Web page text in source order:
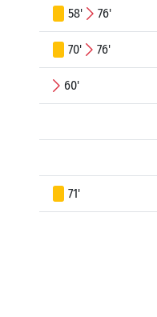
58' 76'
70' 76'
60'
71'